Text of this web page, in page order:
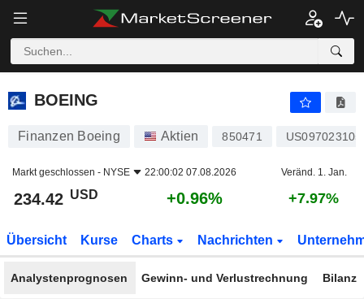
BOEING
BOEING
Finanzen Boeing Aktien 850471
Markt geschlossen - NYSE 22:00:02 07.08.2026 Veränd. 1. Jan.
234.42 USD +0.96% +7.97%
Übersicht Kurse Charts Nachrichten
Analystenprognosen Gewinn- und Verlustrechnung Bilanz